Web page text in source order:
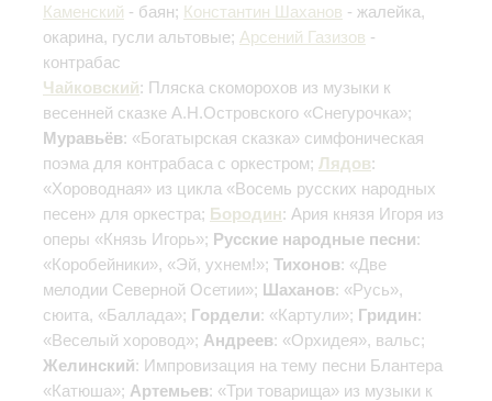
Каменский - баян; Константин Шаханов - жалейка,
окарина, гусли альтовые; Арсений Газизов -
контрабас
Чайковский: Пляска скоморохов из музыки к
весенней сказке А.Н.Островского «Снегурочка»;
Муравьёв: «Богатырская сказка» симфоническая
поэма для контрабаса с оркестром; Лядов:
«Хороводная» из цикла «Восемь русских народных
песен» для оркестра; Бородин: Ария князя Игоря из
оперы «Князь Игорь»; Русские народные песни:
«Коробейники», «Эй, ухнем!»; Тихонов: «Две
мелодии Северной Осетии»; Шаханов: «Русь»,
сюита, «Баллада»; Гордели: «Картули»; Гридин:
«Веселый хоровод»; Андреев: «Орхидея», вальс;
Желинский: Импровизация на тему песни Блантера
«Катюша»; Артемьев: «Три товарища» из музыки к